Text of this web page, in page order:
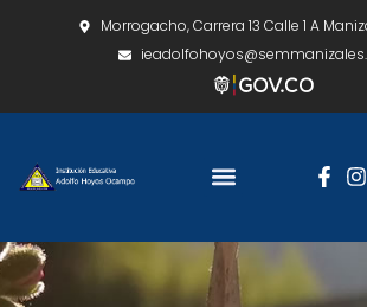
Morrogacho, Carrera 13 Calle 1 A